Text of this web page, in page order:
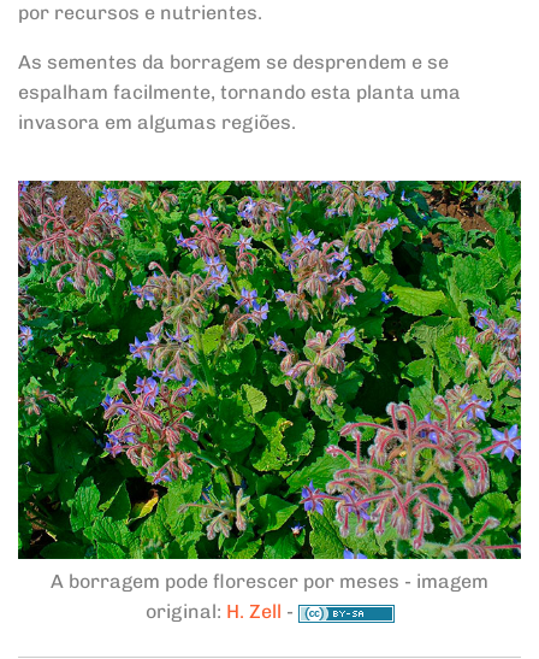
por recursos e nutrientes.
As sementes da borragem se desprendem e se
espalham facilmente, tornando esta planta uma
invasora em algumas regiões.
A borragem pode florescer por meses - imagem
original: H. Zell -